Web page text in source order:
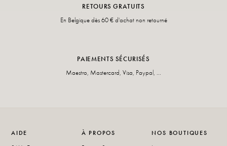
RETOURS GRATUITS
En Belgique dès 60 € d'achat non retourné
PAIEMENTS SÉCURISÉS
Maestro, Mastercard, Visa, Paypal, ...
AIDE À PROPOS NOS BOUTIQUES